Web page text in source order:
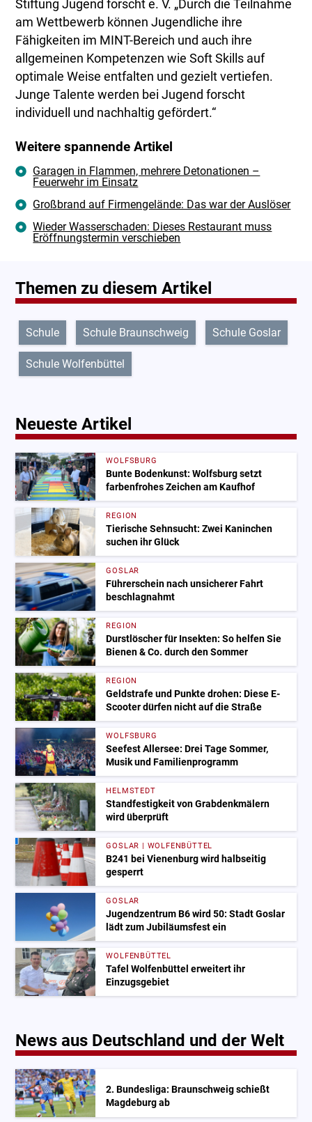
Stiftung Jugend forscht e. V. „Durch die Teilnahme
am Wettbewerb können Jugendliche ihre
Fähigkeiten im MINT-Bereich und auch ihre
allgemeinen Kompetenzen wie Soft Skills auf
optimale Weise entfalten und gezielt vertiefen.
Junge Talente werden bei Jugend forscht
individuell und nachhaltig gefördert.“
Weitere spannende Artikel
Garagen in Flammen, mehrere Detonationen –
Feuerwehr im Einsatz
Großbrand auf Firmengelände: Das war der Auslöser
Wieder Wasserschaden: Dieses Restaurant muss
Eröffnungstermin verschieben
Themen zu diesem Artikel
Schule Schule Braunschweig Schule Goslar
Schule Wolfenbüttel
Neueste Artikel
WOLFSBURG
Bunte Bodenkunst: Wolfsburg setzt
farbenfrohes Zeichen am Kaufhof
REGION
Tierische Sehnsucht: Zwei Kaninchen
suchen ihr Glück
GOSLAR
Führerschein nach unsicherer Fahrt
beschlagnahmt
REGION
Durstlöscher für Insekten: So helfen Sie
Bienen & Co. durch den Sommer
REGION
Geldstrafe und Punkte drohen: Diese E-
Scooter dürfen nicht auf die Straße
WOLFSBURG
Seefest Allersee: Drei Tage Sommer,
Musik und Familienprogramm
HELMSTEDT
Standfestigkeit von Grabdenkmälern
wird überprüft
GOSLAR | WOLFENBÜTTEL
B241 bei Vienenburg wird halbseitig
gesperrt
GOSLAR
Jugendzentrum B6 wird 50: Stadt Goslar
lädt zum Jubiläumsfest ein
WOLFENBÜTTEL
Tafel Wolfenbüttel erweitert ihr
Einzugsgebiet
News aus Deutschland und der Welt
2. Bundesliga: Braunschweig schießt
Magdeburg ab